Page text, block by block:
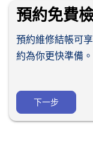
預約免費
預約維修結帳可
約為你更快準備。
下一步